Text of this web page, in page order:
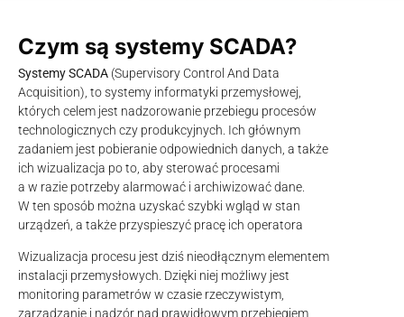
Czym są systemy SCADA?
Systemy SCADA (Supervisory Control And Data
Acquisition), to systemy informatyki przemysłowej,
których celem jest nadzorowanie przebiegu procesów
technologicznych czy produkcyjnych. Ich głównym
zadaniem jest pobieranie odpowiednich danych, a także
ich wizualizacja po to, aby sterować procesami
a w razie potrzeby alarmować i archiwizować dane.
W ten sposób można uzyskać szybki wgląd w stan
urządzeń, a także przyspieszyć pracę ich operatora
Wizualizacja procesu jest dziś nieodłącznym elementem
instalacji przemysłowych. Dzięki niej możliwy jest
monitoring parametrów w czasie rzeczywistym,
zarządzanie i nadzór nad prawidłowym przebiegiem